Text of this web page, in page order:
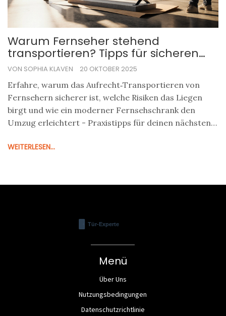
Warum Fernseher stehend
transportieren? Tipps für sicheren
Umzug mit modernem
VON SOPHIA KLAVEN 20 OKTOBER 2025
Erfahre, warum das Aufrecht‑Transportieren von
Fernsehern sicherer ist, welche Risiken das Liegen
birgt und wie ein moderner Fernsehschrank den
Umzug erleichtert - Praxistipps für deinen nächsten
WEITERLESEN...
Menü
Über Uns
Nutzungsbedingungen
Datenschutzrichtlinie